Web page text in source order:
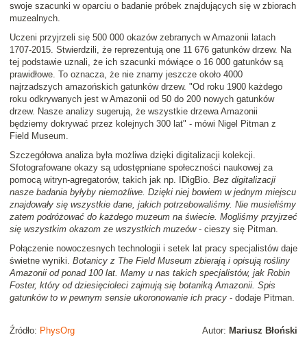
swoje szacunki w oparciu o badanie próbek znajdujących się w zbiorach
muzealnych.
Uczeni przyjrzeli się 500 000 okazów zebranych w Amazonii latach
1707-2015. Stwierdzili, że reprezentują one 11 676 gatunków drzew. Na
tej podstawie uznali, że ich szacunki mówiące o 16 000 gatunków są
prawidłowe. To oznacza, że nie znamy jeszcze około 4000
najrzadszych amazońskich gatunków drzew. "Od roku 1900 każdego
roku odkrywanych jest w Amazonii od 50 do 200 nowych gatunków
drzew. Nasze analizy sugerują, że wszystkie drzewa Amazonii
będziemy dokrywać przez kolejnych 300 lat" - mówi Nigel Pitman z
Field Museum.
Szczegółowa analiza była możliwa dzięki digitalizacji kolekcji.
Sfotografowane okazy są udostępniane społeczności naukowej za
pomocą witryn-agregatorów, takich jak np. IDigBio. Bez digitalizacji
nasze badania byłyby niemożliwe. Dzięki niej bowiem w jednym miejscu
znajdowały się wszystkie dane, jakich potrzebowaliśmy. Nie musieliśmy
zatem podróżować do każdego muzeum na świecie. Mogliśmy przyjrzeć
się wszystkim okazom ze wszystkich muzeów- cieszy się Pitman.
Połączenie nowoczesnych technologii i setek lat pracy specjalistów daje
świetne wyniki. Botanicy z The Field Museum zbierają i opisują rośliny
Amazonii od ponad 100 lat. Mamy u nas takich specjalistów, jak Robin
Foster, który od dziesięcioleci zajmują się botaniką Amazonii. Spis
gatunków to w pewnym sensie ukoronowanie ich pracy - dodaje Pitman.
Autor: Mariusz Błoński
Źródło: PhysOrg